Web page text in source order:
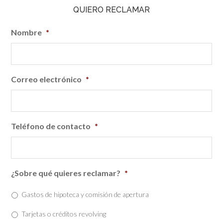
QUIERO RECLAMAR
Nombre *
Correo electrónico *
Teléfono de contacto *
¿Sobre qué quieres reclamar? *
Gastos de hipoteca y comisión de apertura
Tarjetas o créditos revolving